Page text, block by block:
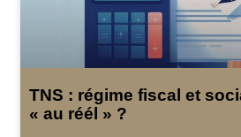
TNS : régime fiscal et
« au réél » ?